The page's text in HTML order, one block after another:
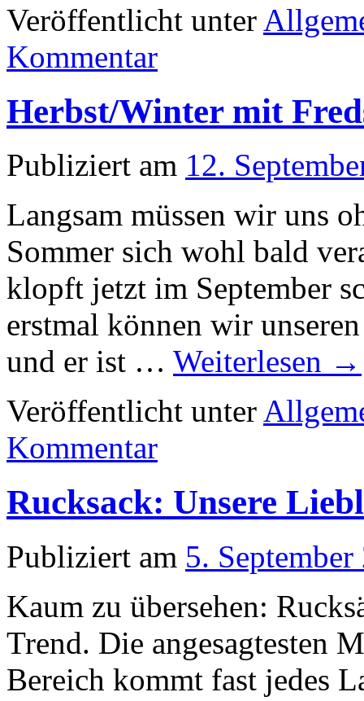
Veröffentlicht unter
Kommentar
Herbst/Winter mit
Publiziert am 12.
Langsam müssen wir uns
Sommer sich wohl bald
klopft jetzt im September
erstmal können wir
und er ist … Weiterlesen →
Veröffentlicht unter
Kommentar
Rucksack: Unsere
Publiziert am 5. September
Kaum zu übersehen:
Trend. Die angesagtesten
Bereich kommt fast jedes